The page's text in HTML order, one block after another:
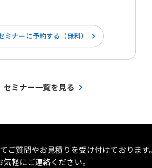
ミナーに予約する（無料）
セミナー一覧を見る
ご質問やお見積りを受け付けております。
気軽にご連絡ください。